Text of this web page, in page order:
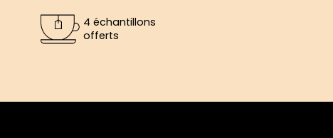
4 échantillons
offerts